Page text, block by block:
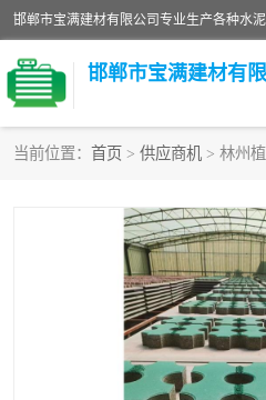
邯郸市宝满建材有
当前位置： 首页 > 供应商机 > 林州
花岗岩路岩石